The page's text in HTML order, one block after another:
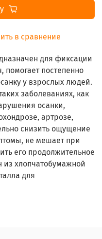
в сравнение
для фиксации
помогает постепенно
у взрослых людей.
заболеваниях, как
осанки,
артрозе,
снизить ощущение
не мешает при
его продолжительное
из хлопчатобумажной
для